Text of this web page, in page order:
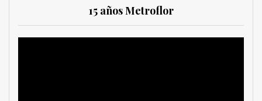
15 años Metroflor